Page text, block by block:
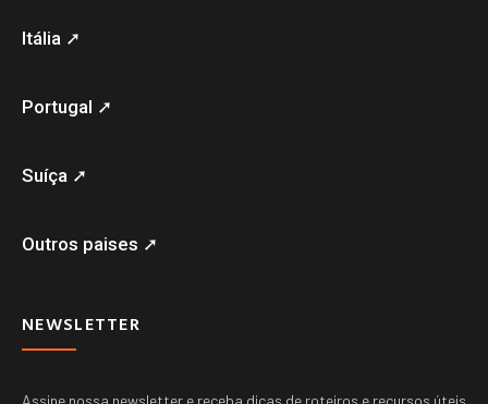
Itália ➚
Portugal ➚
Suíça ➚
Outros paises ➚
NEWSLETTER
Assine nossa newsletter e receba dicas de roteiros e recursos úteis